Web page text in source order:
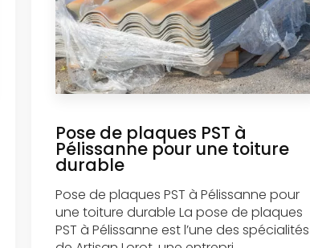
Pose de plaques PST à
Pélissanne pour une toiture
durable
Pose de plaques PST à Pélissanne pour
une toiture durable La pose de plaques
PST à Pélissanne est l’une des spécialités